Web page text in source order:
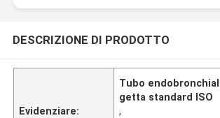
DESCRIZIONE DI PRODOTTO
Evidenziare:
Tubo
getta standard ISO
,